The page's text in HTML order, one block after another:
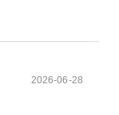
2026-06-28